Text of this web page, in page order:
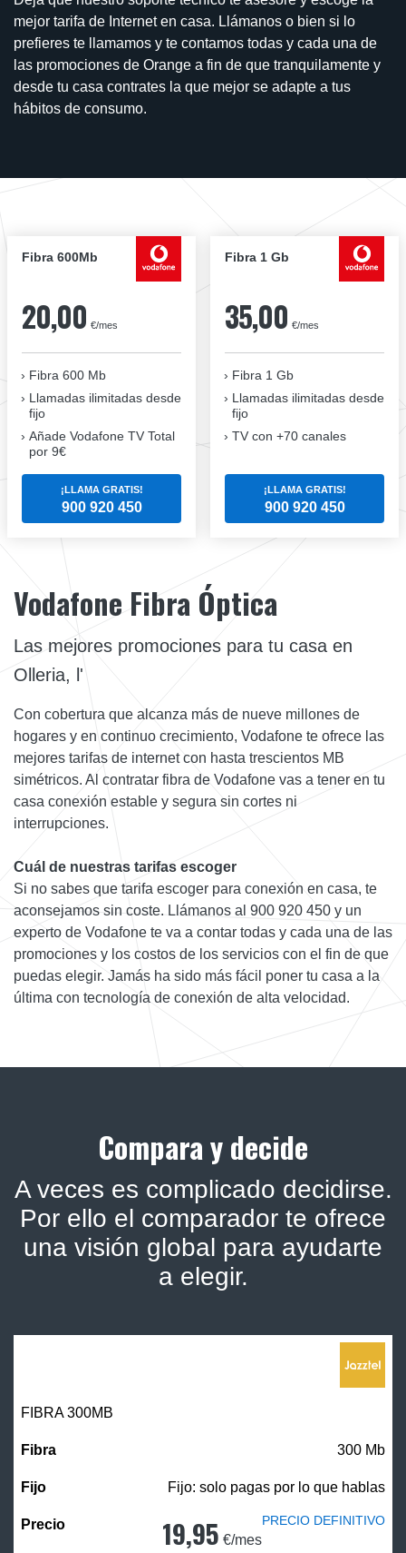
mejor tarifa de Internet en casa. Llámanos o bien si lo
prefieres te llamamos y te contamos todas y cada una de
las promociones de Orange a fin de que tranquilamente y
desde tu casa contrates la que mejor se adapte a tus
hábitos de consumo.
Fibra 600Mb
20,00 €/mes
Fibra 600 Mb
Llamadas ilimitadas desde
fijo
Añade Vodafone TV Total
por 9€
¡LLAMA GRATIS!
900 920 450
Fibra 1 Gb
35,00 €/mes
Fibra 1 Gb
Llamadas ilimitadas desde
fijo
TV con +70 canales
¡LLAMA GRATIS!
900 920 450
Vodafone Fibra Óptica
Las mejores promociones para tu casa en
Olleria, l'
Con cobertura que alcanza más de nueve millones de
hogares y en continuo crecimiento, Vodafone te ofrece las
mejores tarifas de internet con hasta trescientos MB
simétricos. Al contratar fibra de Vodafone vas a tener en tu
casa conexión estable y segura sin cortes ni
interrupciones.
Cuál de nuestras tarifas escoger
Si no sabes que tarifa escoger para conexión en casa, te
aconsejamos sin coste. Llámanos al 900 920 450 y un
experto de Vodafone te va a contar todas y cada una de las
promociones y los costos de los servicios con el fin de que
puedas elegir. Jamás ha sido más fácil poner tu casa a la
última con tecnología de conexión de alta velocidad.
Compara y decide
A veces es complicado decidirse.
Por ello el comparador te ofrece
una visión global para ayudarte
a elegir.
FIBRA 300MB
300 Mb
Fijo: solo pagas por lo que hablas
19,95 €/mes
PRECIO DEFINITIVO